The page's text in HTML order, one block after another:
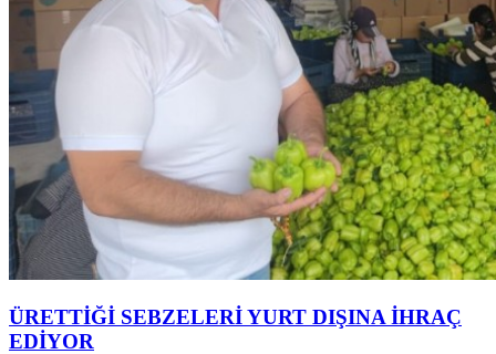
ÜRETTİĞİ SEBZELERİ YURT DIŞINA İHRAÇ
EDİYOR